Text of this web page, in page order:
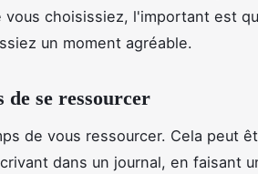
vous choisissiez, l'important est
un moment agréable.
de se ressourcer
de vous ressourcer. Cela peut
dans un journal, en faisant